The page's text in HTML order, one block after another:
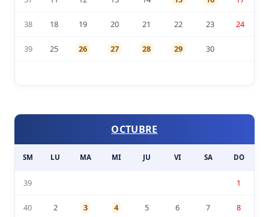
38 18 19 20 21 22 23 24
39 25 26 27 28 29 30
OCTUBRE
SM LU MA MI JU VI SA DO
39 1
40 2 3 4 5 6 7 8